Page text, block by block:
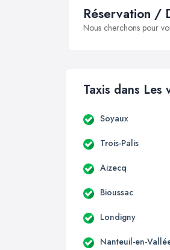
Réservation /
Nous cherchons pour
Taxis dans Les
Soyaux
Trois-Palis
Aizecq
Bioussac
Londigny
Nanteuil-en-